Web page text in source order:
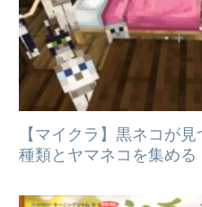
【マイクラ】黒ネコが
種類とヤマネコを集める